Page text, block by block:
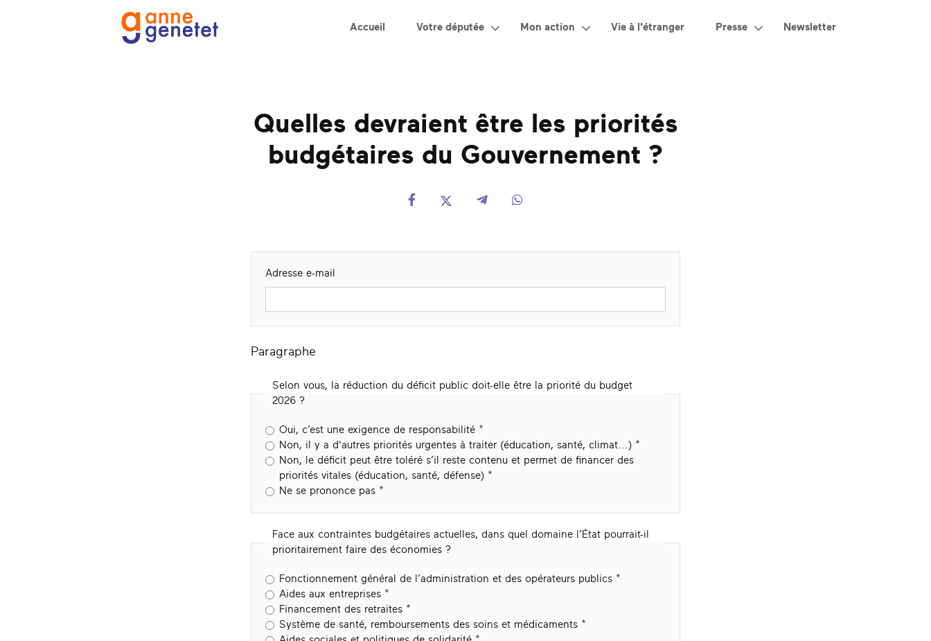
Accueil Votre députée Mon action Vie à l'étranger Presse Newsletter
Quelles devraient être les priorités
budgétaires du Gouvernement ?
Adresse e-mail
Paragraphe
Selon vous, la réduction du déficit public doit-elle être la priorité du budget
2026 ?
Oui, c’est une exigence de responsabilité
Non, il y a d'autres priorités urgentes à traiter (éducation, santé, climat...)
Non, le déficit peut être toléré s’il reste contenu et permet de financer des
priorités vitales (éducation, santé, défense)
Ne se prononce pas
Face aux contraintes budgétaires actuelles, dans quel domaine l’État pourrait-il
prioritairement faire des économies ?
Fonctionnement général de l’administration et des opérateurs publics
Aides aux entreprises
Financement des retraites
Système de santé, remboursements des soins et médicaments